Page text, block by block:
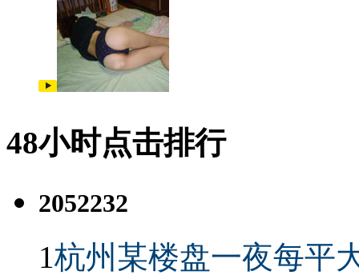
48小时点击排行
2052232
1杭州某楼盘一夜每平